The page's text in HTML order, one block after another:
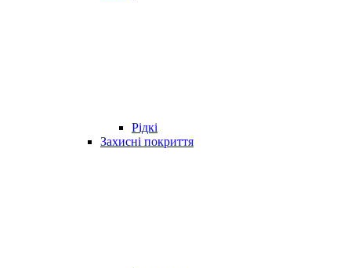
Рідкі
Захисні покриття